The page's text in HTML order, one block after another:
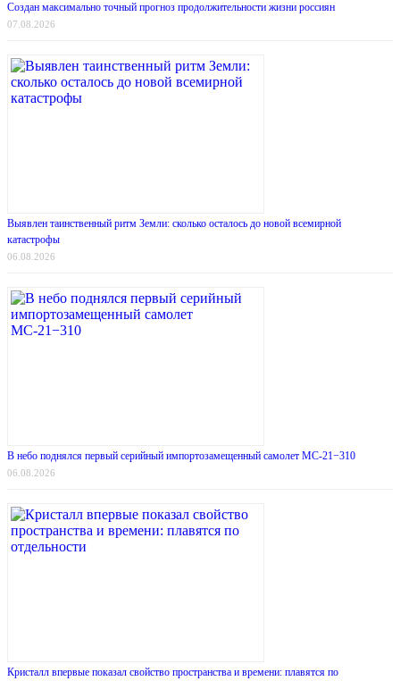
Создан максимально точный прогноз продолжительности жизни россиян
07.08.2026
Выявлен таинственный ритм Земли: сколько осталось до новой всемирной
катастрофы
06.08.2026
В небо поднялся первый серийный импортозамещенный самолет МС-21−310
06.08.2026
Кристалл впервые показал свойство пространства и времени: плавятся по